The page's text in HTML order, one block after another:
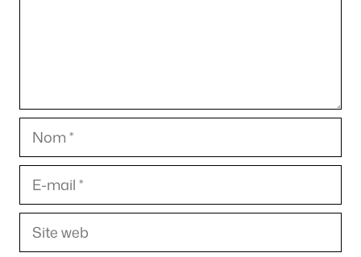
Nom
E-
mail
Site
web